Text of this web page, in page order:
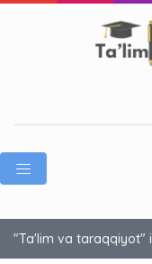
"Ta'lim va taraqqiyot"